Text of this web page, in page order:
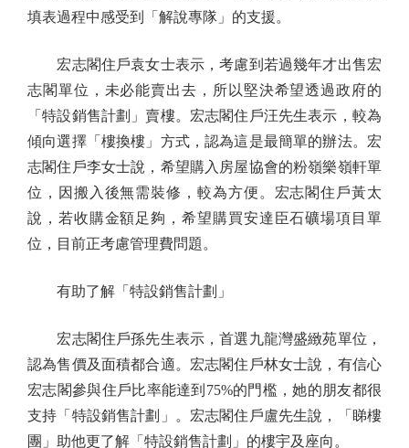
填表過程中感受到「解說專隊」的支援。
宏志閣住戶袁女士表示，考慮到若過幾年才出售宏
志閣單位，未必能賣出去，所以堅決希望透過政府的
「特設銷售計劃」賣樓。宏志閣住戶汪先生表示，較為
傾向選擇「樓換樓」方式，認為這是最簡單的辦法。宏
志閣住戶李女士說，希望購入房屋協會的粉嶺樂嶺軒單
位，因搬入後無需裝修，較為方便。宏志閣住戶黃太
說，若收購金額足夠，希望購買安達臣石礦場項目單
位，目前正考慮管理費問題。
有助了解「特設銷售計劃」
宏志閣住戶孫先生表示，首選九龍灣盛緻苑單位，
認為售價及面積都合適。宏志閣住戶林女士說，有信心
宏志閣參與住戶比率能達到75%的門檻，她的朋友都很
支持「特設銷售計劃」。宏志閣住戶盧先生說，「睇樓
團」助他更了解「特設銷售計劃」的樓宇及座向。